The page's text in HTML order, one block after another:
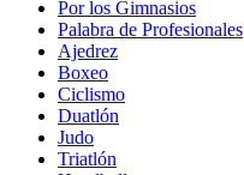
Por los Gimnasios
Palabra de Profesionales
Ajedrez
Boxeo
Ciclismo
Duatlón
Judo
Triatlón